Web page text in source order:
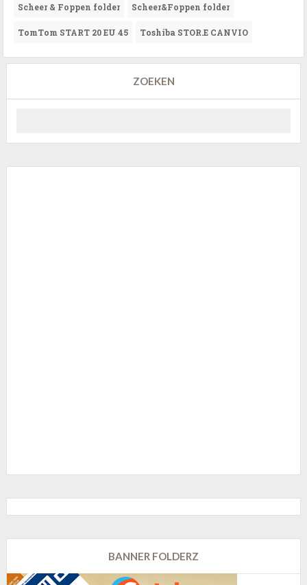
Scheer & Foppen folder Scheer&Foppen folder
TomTom START 20 EU 45 Toshiba STOR.E CANVIO
ZOEKEN
BANNER FOLDERZ